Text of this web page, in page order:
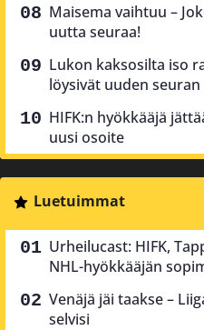
Maisema vaihtuu –
uutta seuraa!
Lukon kaksosilta iso
löysivät uuden seuran
HIFK:n hyökkääjä
uusi osoite
Luetuimmat
Urheilucast: HIFK,
NHL-hyökkääjän
Venäjä jäi taakse –
selvisi